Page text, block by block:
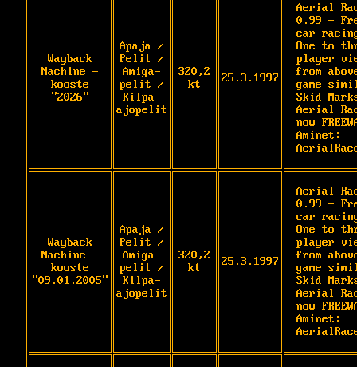
Wayback
Machine -
kooste
"2026"
Apaja /
Pelit /
Amiga-
pelit /
Kilpa-
ajopelit
320,2
kt
25.3.1997
Aerial
0.99 -
car
One to
player
from
game
Skid
Aerial
now
Aminet:
Wayback
Machine -
kooste
"09.01.2005"
Apaja /
Pelit /
Amiga-
pelit /
Kilpa-
ajopelit
320,2
kt
25.3.1997
Aerial
0.99 -
car
One to
player
from
game
Skid
Aerial
now
Aminet: